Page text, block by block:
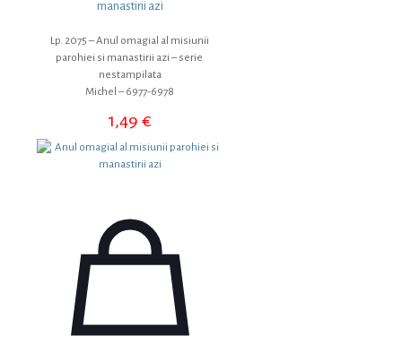
manastirii azi
Lp. 2075 – Anul omagial al misiunii
parohiei si manastirii azi – serie
nestampilata
Michel – 6977-6978
1,49€